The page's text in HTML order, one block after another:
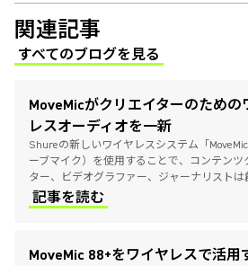
関連記事
すべてのブログを見る
(Opens in a new tab)
MoveMicがクリエイターのための
レスオーディオを一新
Shureの新しいワイヤレスシステム「
ーブマイク）を使用することで、コンテンツ
ター、ビデオグラファー、ジャーナリストは
存分に発揮できます。パワフルでありながら
ルなこのラベリアマイクロホンが、モバイル
記事を読む
MoveMic 88+をワイヤレスで活用